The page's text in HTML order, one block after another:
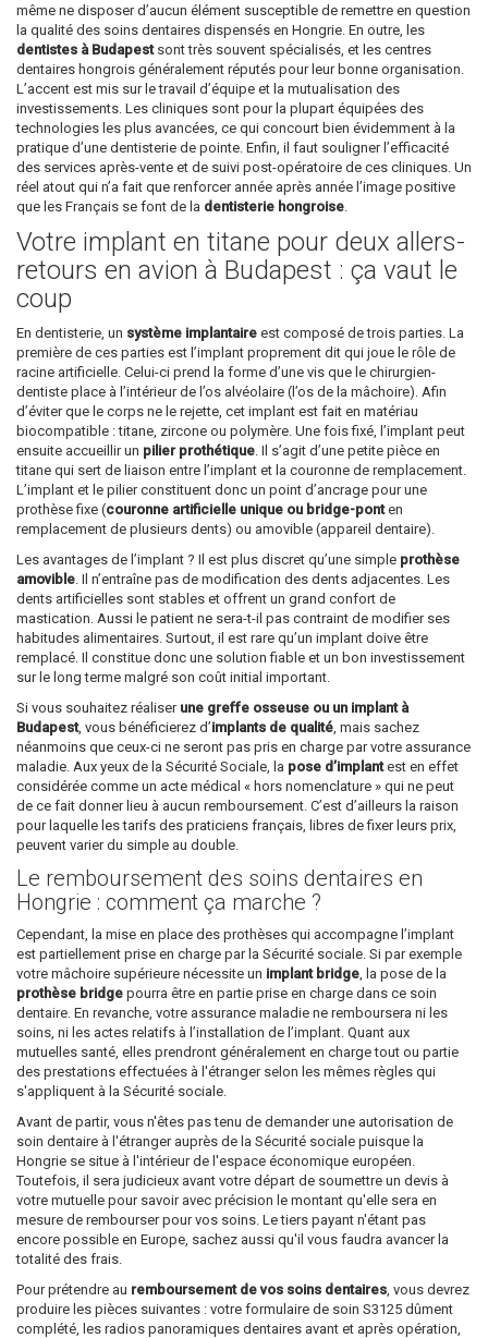
même ne disposer d’aucun élément susceptible de remettre en question
la qualité des soins dentaires dispensés en Hongrie. En outre, les
dentistes à Budapestsont très souvent spécialisés, et les centres
dentaires hongrois généralement réputés pour leur bonne organisation.
L’accent est mis sur le travail d’équipe et la mutualisation des
investissements. Les cliniques sont pour la plupart équipées des
technologies les plus avancées, ce qui concourt bien évidemment à la
pratique d’une dentisterie de pointe. Enfin, il faut souligner l’efficacité
des services après-vente et de suivi post-opératoire de ces cliniques. Un
réel atout qui n’a fait que renforcer année après année l’image positive
que les Français se font de la dentisterie hongroise
Votre implant en titane pour deux allers-
retours en avion à Budapest : ça vaut le
coup
En dentisterie, un système implantaire est composé de trois parties. La
première de ces parties est l’implant proprement dit qui joue le rôle de
racine artificielle. Celui-ci prend la forme d’une vis que le chirurgien-
dentiste place à l’intérieur de l’os alvéolaire (l’os de la mâchoire). Afin
d’éviter que le corps ne le rejette, cet implant est fait en matériau
biocompatible : titane, zircone ou polymère. Une fois fixé, l’implant peut
ensuite accueillir un pilier prothétique . Il s’agit d’une petite pièce en
titane qui sert de liaison entre l’implant et la couronne de remplacement.
L’implant et le pilier constituent donc un point d’ancrage pour une
prothèse fixe (couronne artificielle unique ou bridge-ponten
remplacement de plusieurs dents) ou amovible (appareil dentaire).
Les avantages de l’implant ? Il est plus discret qu’une simple prothèse
amovible . Il n’entraîne pas de modification des dents adjacentes. Les
dents artificielles sont stables et offrent un grand confort de
mastication. Aussi le patient ne sera-t-il pas contraint de modifier ses
habitudes alimentaires. Surtout, il est rare qu’un implant doive être
remplacé. Il constitue donc une solution fiable et un bon investissement
sur le long terme malgré son coût initial important.
Si vous souhaitez réaliser une greffe osseuse ou un implant à
Budapest, vous bénéficierez d’implants de qualité , mais sachez
néanmoins que ceux-ci ne seront pas pris en charge par votre assurance
maladie. Aux yeux de la Sécurité Sociale, la pose d’implantest en effet
considérée comme un acte médical « hors nomenclature » qui ne peut
de ce fait donner lieu à aucun remboursement. C’est d’ailleurs la raison
pour laquelle les tarifs des praticiens français, libres de fixer leurs prix,
peuvent varier du simple au double.
Le remboursement des soins dentaires en
Hongrie : comment ça marche ?
Cependant, la mise en place des prothèses qui accompagne l’implant
est partiellement prise en charge par la Sécurité sociale. Si par exemple
votre mâchoire supérieure nécessite un implant bridge , la pose de la
prothèse bridge pourra être en partie prise en charge dans ce soin
dentaire. En revanche, votre assurance maladie ne remboursera ni les
soins, ni les actes relatifs à l’installation de l’implant. Quant aux
mutuelles santé, elles prendront généralement en charge tout ou partie
des prestations effectuées à l'étranger selon les mêmes règles qui
s'appliquent à la Sécurité sociale.
Avant de partir, vous n'êtes pas tenu de demander une autorisation de
soin dentaire à l'étranger auprès de la Sécurité sociale puisque la
Hongrie se situe à l'intérieur de l'espace économique européen.
Toutefois, il sera judicieux avant votre départ de soumettre un devis à
votre mutuelle pour savoir avec précision le montant qu'elle sera en
mesure de rembourser pour vos soins. Le tiers payant n'étant pas
encore possible en Europe, sachez aussi qu'il vous faudra avancer la
totalité des frais.
Pour prétendre au remboursement de vos soins dentaires , vous devrez
produire les pièces suivantes : votre formulaire de soin S3125 dûment
complété, les radios panoramiques dentaires avant et après opération,